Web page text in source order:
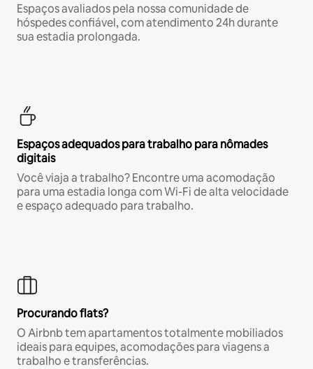
Espaços avaliados pela nossa comunidade de
hóspedes confiável, com atendimento 24h durante
sua estadia prolongada.
Espaços adequados para trabalho para nômades
digitais
Você viaja a trabalho? Encontre uma acomodação
para uma estadia longa com Wi-Fi de alta velocidade
e espaço adequado para trabalho.
Procurando flats?
O Airbnb tem apartamentos totalmente mobiliados
ideais para equipes, acomodações para viagens a
trabalho e transferências.